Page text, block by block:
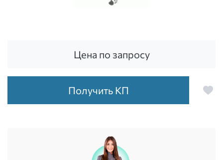
Цена по запросу
Получить КП